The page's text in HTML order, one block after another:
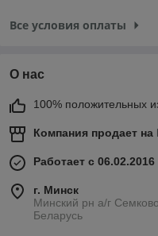
Все условия оплаты
О нас
100% положительных
Компания продает на
Работает с 06.02.2016
г. Минск
Минский рн а/г
Беларусь